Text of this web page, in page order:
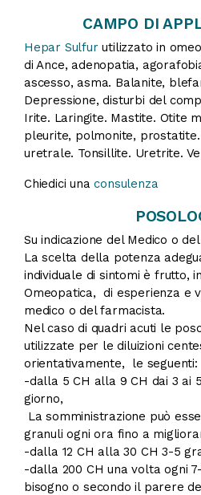
CAMPO DI
Hepar Sulfurutilizzato in
di Ance, adenopatia,
ascesso, asma. Balanite,
Depressione, disturbi del
Irite. Laringite. Mastite. Otite
pleurite, polmonite, prostatite.
uretrale. Tonsillite. Uretrite.
Chiedici unaconsulenza
Su indicazione del Medico o
La scelta della potenza
individuale di sintomi è frutto,
Omeopatica, di esperienza e
medico o del farmacista.
Nel caso di quadri acuti le
utilizzate per le diluizioni
orientativamente, le seguenti:
-dalla 5 CH alla 9 CH dai 3
giorno,
La somministrazione può
granuli ogni ora fino a
-dalla 12 CH alla 30 CH 3-5
-dalla 200 CH una volta ogni
bisogno o secondo il parere